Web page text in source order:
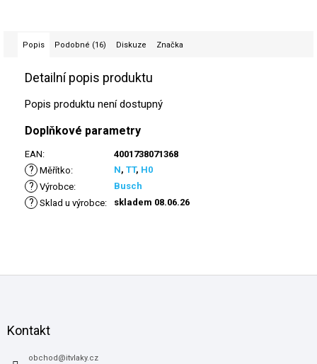
Popis Podobné (16) Diskuze Značka
Detailní popis produktu
Popis produktu není dostupný
Doplňkové parametry
EAN: 4001738071368
? Měřítko: N, TT, H0
? Výrobce: Busch
? Sklad u výrobce: skladem 08.06.26
Kontakt
obchod @itvlaky.cz